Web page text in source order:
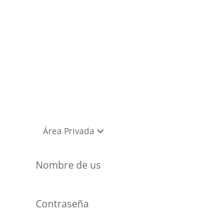
Área Privada